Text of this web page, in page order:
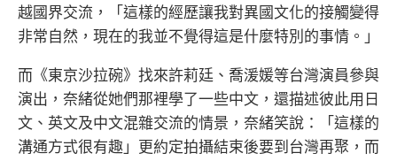
越國界交流，「這樣的經歷讓我對異國文化的接觸變得
非常自然，現在的我並不覺得這是什麼特別的事情。」
而《東京沙拉碗》找來許莉廷、喬湲媛等台灣演員參與
演出，奈緒從她們那裡學了一些中文，還描述彼此用日
文、英文及中文混雜交流的情景，奈緒笑說：「這樣的
溝通方式很有趣」更約定拍攝結束後要到台灣再聚，而